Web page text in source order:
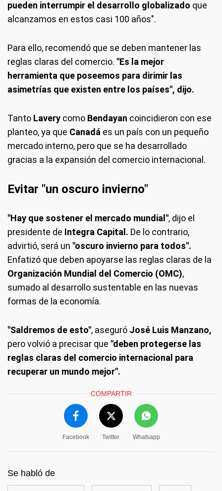
pueden interrumpir el desarrollo globalizado que
alcanzamos en estos casi 100 años".
Para ello, recomendó que se deben mantener las
reglas claras del comercio. "Es la mejor
herramienta que poseemos para dirimir las
asimetrías que existen entre los países", dijo.
Tanto Lavery como Bendayan coincidieron con ese
planteo, ya que Canadá es un país con un pequeño
mercado interno, pero que se ha desarrollado
gracias a la expansión del comercio internacional.
Evitar "un oscuro invierno"
"Hay que sostener el mercado mundial", dijo el
presidente de Integra Capital. De lo contrario,
advirtió, será un "oscuro invierno para todos".
Enfatizó que deben apoyarse las reglas claras de la
Organización Mundial del Comercio (OMC),
sumado al desarrollo sustentable en las nuevas
formas de la economía.
"Saldremos de esto", aseguró José Luis Manzano,
pero volvió a precisar que "deben protegerse las
reglas claras del comercio internacional para
recuperar un mundo mejor".
COMPARTIR
Facebook Twitter Whatsapp
Se habló de